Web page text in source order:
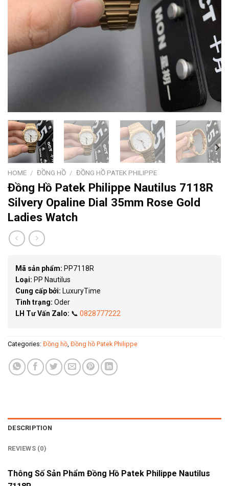
HOME / ĐỒNG HỒ / ĐỒNG HỒ PATEK PHILIPPE
Đồng Hồ Patek Philippe Nautilus 7118R
Silvery Opaline Dial 35mm Rose Gold
Ladies Watch
Mã sản phẩm: PP7118R
Loại: PP Nautilus
Cung cấp bởi: LuxuryTime
Tình trạng: Oder
LH Tư Vấn Zalo: 📞 0828777222
Categories: Đồng hồ Đồng hồ Patek Philippe
DESCRIPTION
REVIEWS (0)
Thông Số Sản Phẩm Đồng Hồ Patek Philippe Nautilus